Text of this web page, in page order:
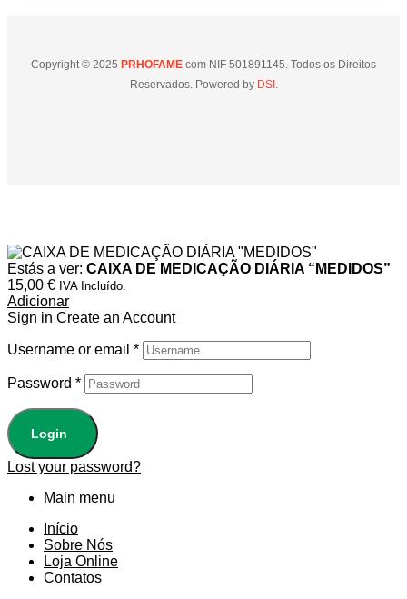
Copyright © 2025 PRHOFAME com NIF 501891145. Todos os Direitos
Reservados. Powered byDSI.
Estás a ver: CAIXA DE MEDICAÇÃO DIÁRIA “MEDIDOS”
15,00 € IVA Incluído.
Adicionar
Sign in Create an Account
Username or email *
Password *
Login
Lost your password?
Main menu
Início
Sobre Nós
Loja Online
Contatos